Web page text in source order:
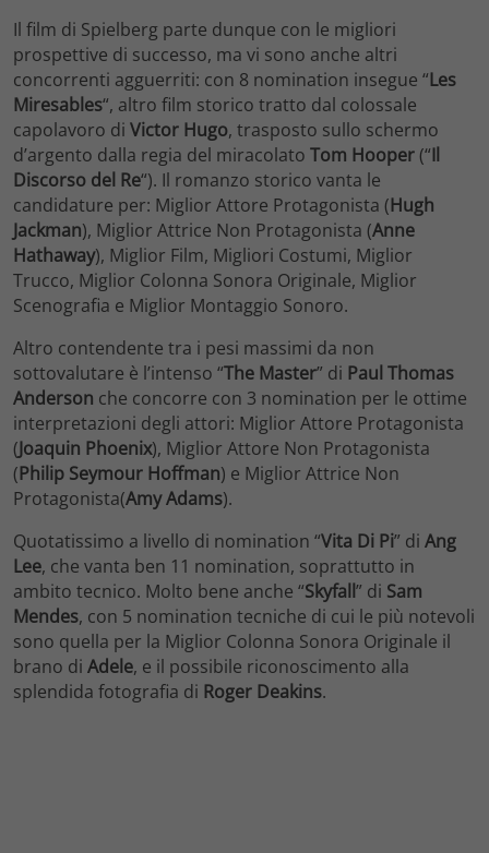
Il film di Spielberg parte dunque con le migliori
prospettive di successo, ma vi sono anche altri
concorrenti agguerriti: con 8 nomination insegue “Les
Miresables“, altro film storico tratto dal colossale
capolavoro di Victor Hugo, trasposto sullo schermo
d’argento dalla regia del miracolato Tom Hooper(“Il
Discorso del Re“). Il romanzo storico vanta le
candidature per: Miglior Attore Protagonista (Hugh
Jackman), Miglior Attrice Non Protagonista (Anne
Hathaway), Miglior Film, Migliori Costumi, Miglior
Trucco, Miglior Colonna Sonora Originale, Miglior
Scenografia e Miglior Montaggio Sonoro.
Altro contendente tra i pesi massimi da non
sottovalutare è l’intenso “The Master” di Paul Thomas
Anderson che concorre con 3 nomination per le ottime
interpretazioni degli attori: Miglior Attore Protagonista
(Joaquin Phoenix), Miglior Attore Non Protagonista
(Philip Seymour Hoffman) e Miglior Attrice Non
Protagonista(Amy Adams).
Quotatissimo a livello di nomination “Vita Di Pi” di Ang
Lee, che vanta ben 11 nomination, soprattutto in
ambito tecnico. Molto bene anche “Skyfall” di Sam
Mendes, con 5 nomination tecniche di cui le più notevoli
sono quella per la Miglior Colonna Sonora Originale il
brano di Adele, e il possibile riconoscimento alla
splendida fotografia di Roger Deakins.